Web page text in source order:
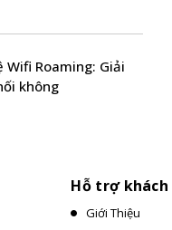
Wifi Roaming: Giải
không
Hỗ trợ khách
Giới Thiệu